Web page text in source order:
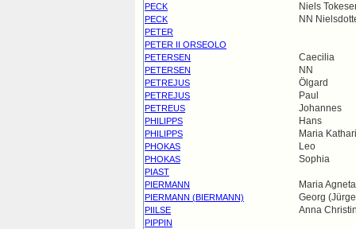
PECK
Niels
PECK NN
PETER
PETER II ORSEOLO
PETERSEN
Caecilia
PETERSEN NN
PETREJUS Ölgard
PETREJUS Paul
PETREUS Johannes
PHILIPPS Hans
PHILIPPS Maria
PHOKAS Leo
PHOKAS Sophia
PIAST
PIERMANN
Maria Agneta
PIERMANN (BIERMANN) Georg
PIILSE Anna
PIPPIN